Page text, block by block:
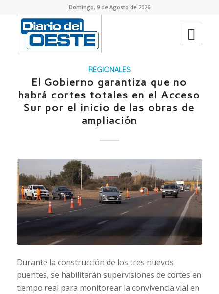
Domingo, 9 de Agosto de 2026
REGIONALES
El Gobierno garantiza que no
habrá cortes totales en el Acceso
Sur por el inicio de las obras de
ampliación
Durante la construcción de los tres nuevos
puentes, se habilitarán supervisiones de cortes en
tiempo real para monitorear la convivencia vial en